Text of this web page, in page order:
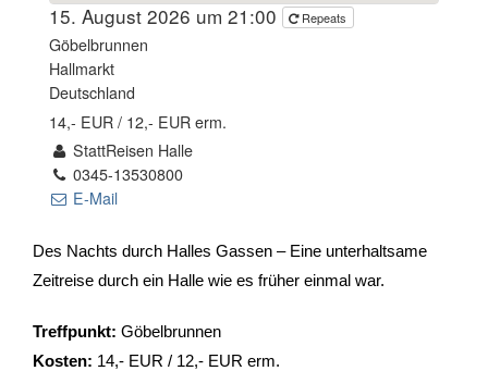
- Kinder und Jugendliche
- Erlebnisführungen & Touren
- Stadtrundfahrten
- Kinder & Schulklassen
- Polizeiruf-Touren
15. August 2026 um 21:00 Repeats
Göbelbrunnen
Hallmarkt
Deutschland
14,- EUR / 12,- EUR erm.
StattReisen Halle
0345-13530800
E-Mail
Des Nachts durch Halles Gassen – Eine unterhaltsame
Zeitreise durch ein Halle wie es früher einmal war.
Treffpunkt: Göbelbrunnen
Kosten: 14,- EUR / 12,- EUR erm.